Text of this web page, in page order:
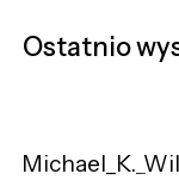
Ostatnio